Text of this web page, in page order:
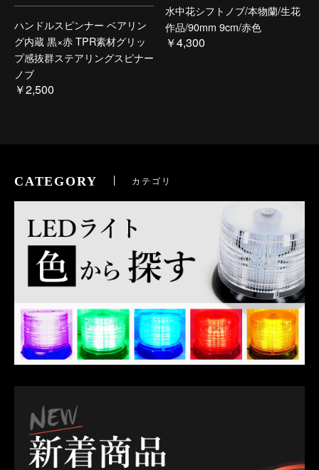
ハンドルスピンナー ベアリン
グ内蔵 黒×赤 TPR素材グリッ
プ感抜群ステアリングスピナー
ノブ
￥2,500
水中花シフトノブ/本物蘭/生花
作品/90mm 9cm/赤色
￥4,300
CATEGORY カテゴリ